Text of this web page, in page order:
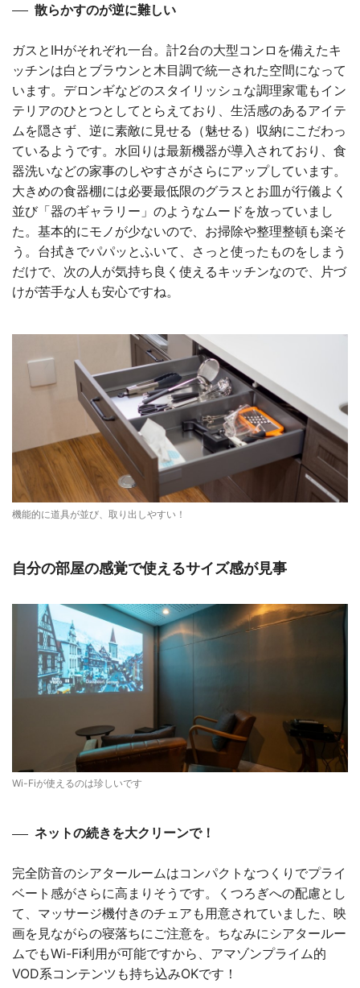
散らかすのが逆に難しい
ガスとIHがそれぞれ一台。計2台の大型コンロを備えたキ
ッチンは白とブラウンと木目調で統一された空間になって
います。デロンギなどのスタイリッシュな調理家電もイン
テリアのひとつとしてとらえており、生活感のあるアイテ
ムを隠さず、逆に素敵に見せる（魅せる）収納にこだわっ
ているようです。水回りは最新機器が導入されており、食
器洗いなどの家事のしやすさがさらにアップしています。
大きめの食器棚には必要最低限のグラスとお皿が行儀よく
並び「器のギャラリー」のようなムードを放っていまし
た。基本的にモノが少ないので、お掃除や整理整頓も楽そ
う。台拭きでパパッとふいて、さっと使ったものをしまう
だけで、次の人が気持ち良く使えるキッチンなので、片づ
けが苦手な人も安心ですね。
機能的に道具が並び、取り出しやすい！
自分の部屋の感覚で使えるサイズ感が見事
Wi-Fiが使えるのは珍しいです
ネットの続きを大クリーンで！
完全防音のシアタールームはコンパクトなつくりでプライ
ベート感がさらに高まりそうです。くつろぎへの配慮とし
て、マッサージ機付きのチェアも用意されていました、映
画を見ながらの寝落ちにご注意を。ちなみにシアタールー
ムでもWi-Fi利用が可能ですから、アマゾンプライム的
VOD系コンテンツも持ち込みOKです！